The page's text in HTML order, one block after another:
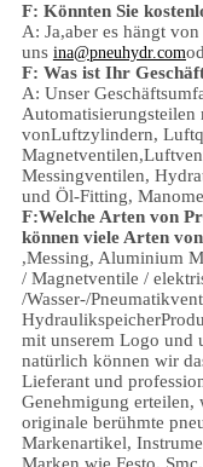
F: Könnten Sie
A: Ja,aber es hängt
uns ina@pneuhydr.com
F: Was ist Ihr
A: Unser
vonLuftzylindern,
Magnetventilen,
Messingventilen,
und Öl-Fitting,
F:Welche Arten von
können viele Arten
,Messing, Aluminium
/ Magnetventile /
/Wasser-/
Hydraulikspeicher
mit unserem Logo und
natürlich können wir
Lieferant und
Genehmigung erteilen,
originale berühmte
Markenartikel,